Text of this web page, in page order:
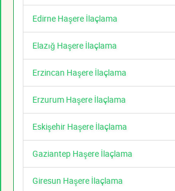
Edirne Haşere İlaçlama
Elazığ Haşere İlaçlama
Erzincan Haşere İlaçlama
Erzurum Haşere İlaçlama
Eskişehir Haşere İlaçlama
Gaziantep Haşere İlaçlama
Giresun Haşere İlaçlama